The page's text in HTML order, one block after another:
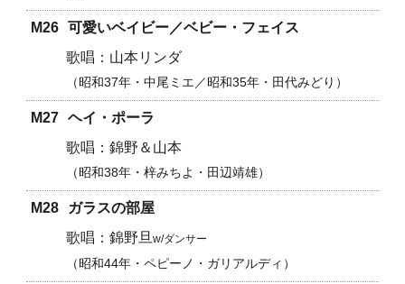
M26 可愛いベイビー／ベビー・フェイス
山本リンダ
昭和37年・中尾ミエ／ 昭和35年・田代みどり
M27 ヘイ・ポーラ
錦野＆山本
昭和38年・梓みちよ・田辺靖雄
M28
ガラスの部屋
錦野旦w/ダンサー
昭和44年・ペピーノ・ガリアルディ